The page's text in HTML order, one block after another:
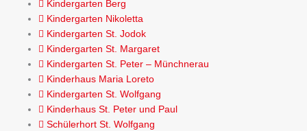
Kindergarten Berg
Kindergarten Nikoletta
Kindergarten St. Jodok
Kindergarten St. Margaret
Kindergarten St. Peter – Münchnerau
Kinderhaus Maria Loreto
Kindergarten St. Wolfgang
Kinderhaus St. Peter und Paul
Schülerhort St. Wolfgang